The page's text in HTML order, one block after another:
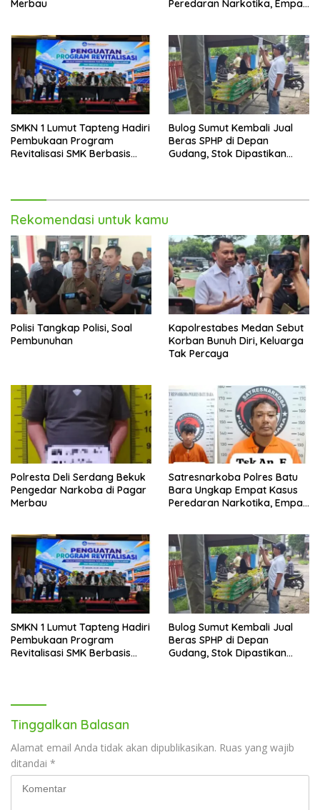
Merbau
Peredaran Narkotika, Empat
SMKN 1 Lumut Tapteng Hadiri
Pembukaan Program
Revitalisasi SMK Berbasis
Bulog Sumut Kembali Jual
Beras SPHP di Depan
Gudang, Stok Dipastikan
Rekomendasi untuk kamu
Polisi Tangkap Polisi, Soal
Pembunuhan
Kapolrestabes Medan Sebut
Korban Bunuh Diri, Keluarga
Tak Percaya
Polresta Deli Serdang Bekuk
Pengedar Narkoba di Pagar
Merbau
Satresnarkoba Polres Batu
Bara Ungkap Empat Kasus
Peredaran Narkotika, Empat
SMKN 1 Lumut Tapteng Hadiri
Pembukaan Program
Revitalisasi SMK Berbasis
Bulog Sumut Kembali Jual
Beras SPHP di Depan
Gudang, Stok Dipastikan
Tinggalkan Balasan
Alamat email Anda tidak akan dipublikasikan. Ruas yang wajib
ditandai *